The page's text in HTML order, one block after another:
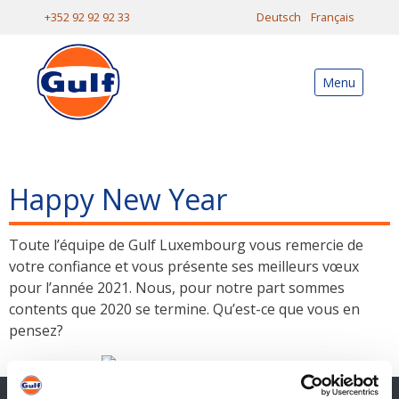
+352 92 92 92 33 Deutsch Français
Menu
Happy New Year
Toute l’équipe de Gulf Luxembourg vous remercie de
votre confiance et vous présente ses meilleurs vœux
pour l’année 2021. Nous, pour notre part sommes
contents que 2020 se termine. Qu’est-ce que vous en
pensez?